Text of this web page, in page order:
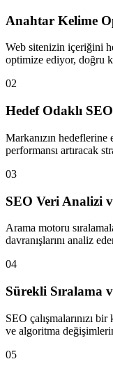
Anahtar Kelime
Web sitenizin içeriğini
optimize ediyor, doğru
02
Hedef Odaklı
Markanızın hedeflerine
performansı artıracak
03
SEO Veri Analizi
Arama motoru
davranışlarını analiz
04
Sürekli Sıralama
SEO çalışmalarınızı
ve algoritma
05